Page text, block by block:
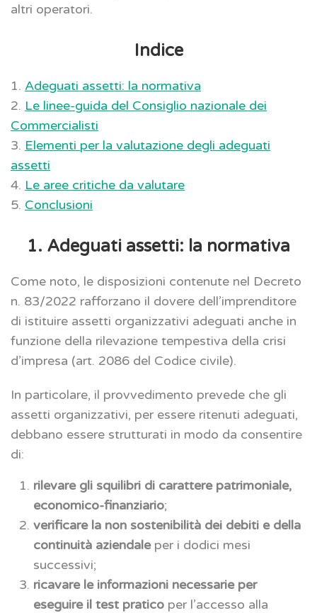
altri operatori.
Indice
1. Adeguati assetti: la normativa
2. Le linee-guida del Consiglio nazionale dei
Commercialisti
3. Elementi per la valutazione degli adeguati
assetti
4. Le aree critiche da valutare
5. Conclusioni
1. Adeguati assetti: la normativa
Come noto, le disposizioni contenute nel Decreto
n. 83/2022 rafforzano il dovere dell’imprenditore
di istituire assetti organizzativi adeguati anche in
funzione della rilevazione tempestiva della crisi
d’impresa (art. 2086 del Codice civile).
In particolare, il provvedimento prevede che gli
assetti organizzativi, per essere ritenuti adeguati,
debbano essere strutturati in modo da consentire
di:
rilevare gli squilibri di carattere patrimoniale,
economico-finanziario;
verificare la non sostenibilità dei debiti e della
continuità aziendaleper i dodici mesi
successivi;
ricavare le informazioni necessarie per
eseguire il test pratico per l’accesso alla